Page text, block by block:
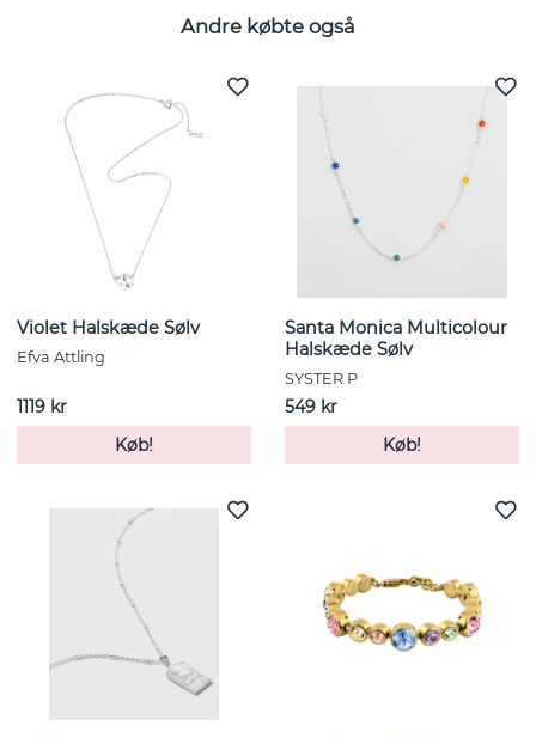
Andre købte også
Violet Halskæde Sølv
Efva Attling
1119 kr
Køb!
Santa Monica Multicolour
Halskæde Sølv
SYSTER P
549 kr
Køb!